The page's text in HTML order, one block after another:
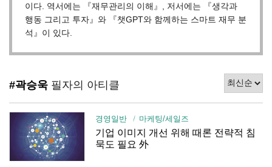
이다. 역서에는 『재무관리의 이해』, 저서에는 『생각과
행동 그리고 투자』와 『챗GPT와 함께하는 스마트 재무 분
석』이 있다.
#곽승욱 필자의 아티클
경영일반 마케팅/세일즈
기업 이미지 개선 위해 때론 전략적 침
묵도 필요 外